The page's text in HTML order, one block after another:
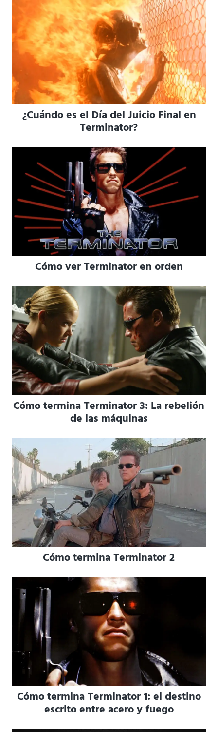
¿Cuándo es el Día del Juicio Final en
Terminator?
Cómo ver Terminator en orden
Cómo termina Terminator 3: La rebelión
de las máquinas
Cómo termina Terminator 2
Cómo termina Terminator 1: el destino
escrito entre acero y fuego